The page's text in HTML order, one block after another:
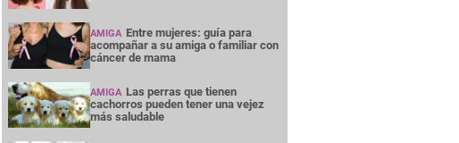
AMIGA Entre mujeres: guía para
acompañar a su amiga o familiar con
cáncer de mama
AMIGA Las perras que tienen
cachorros pueden tener una vejez
más saludable